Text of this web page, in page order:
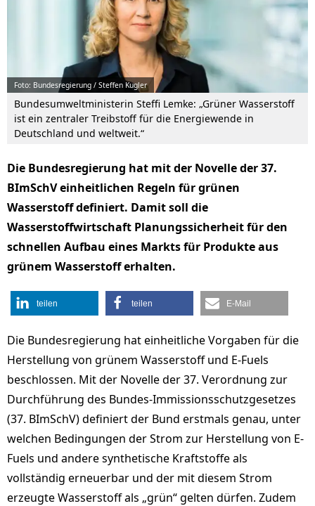
Foto: Bundesregierung / Steffen Kugler
Bundesumweltministerin Steffi Lemke: „Grüner Wasserstoff
ist ein zentraler Treibstoff für die Energiewende in
Deutschland und weltweit.“
Die Bundesregierung hat mit der Novelle der 37.
BImSchV einheitlichen Regeln für grünen
Wasserstoff definiert. Damit soll die
Wasserstoffwirtschaft Planungssicherheit für den
schnellen Aufbau eines Markts für Produkte aus
grünem Wasserstoff erhalten.
teilen teilen E-Mail
Die Bundesregierung hat einheitliche Vorgaben für die
Herstellung von grünem Wasserstoff und E-Fuels
beschlossen. Mit der Novelle der 37. Verordnung zur
Durchführung des Bundes-Immissionsschutzgesetzes
(37. BImSchV) definiert der Bund erstmals genau, unter
welchen Bedingungen der Strom zur Herstellung von E-
Fuels und andere synthetische Kraftstoffe als
vollständig erneuerbar und der mit diesem Strom
erzeugte Wasserstoff als „grün“ gelten dürfen. Zudem